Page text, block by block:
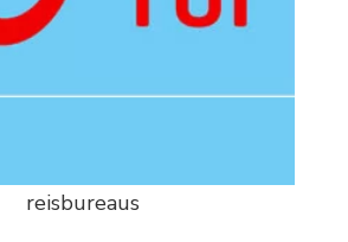
reisbureaus